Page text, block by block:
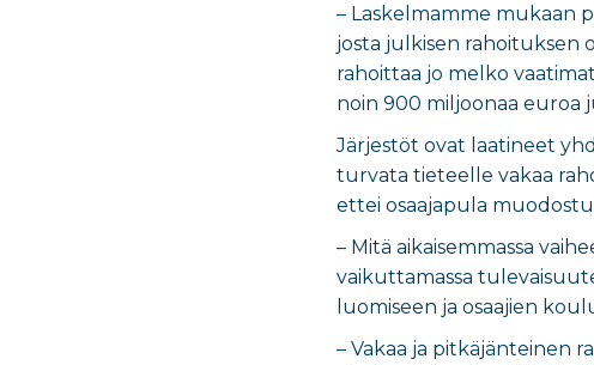
– Laskelmamme mukaan
josta julkisen rahoituksen
rahoittaa jo melko
noin 900 miljoonaa euroa
Järjestöt ovat laatineet
turvata tieteelle vakaa
ettei osaajapula
– Mitä aikaisemmassa
vaikuttamassa
luomiseen ja osaajien
– Vakaa ja pitkäjänteinen